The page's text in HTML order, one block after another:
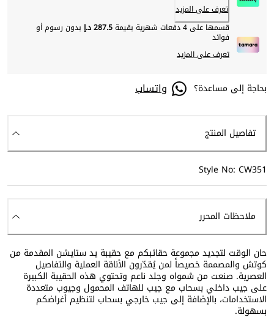
تعرف على المزيد
قسمها على 4 دفعات شهرية بقيمة
287.5 د.إ بدون رسوم أو
فوائد
تعرف على المزيد
بحاجة إلى مساعدة؟ واتساب
تفاصيل المنتج
Style No: CW351
ملاحظات المحرر
حان الوقت لتجديد مجموعة حقائبكم مع حقيبة يد ستايشن المقدمة من
كوتش والمصممة خصيصاً لمن يُقدّرون الأناقة العملية والتفاصيل
العصرية. صنعت من شمواه وجلد ناعم وتحتوي هذه الحقيبة الكبيرة
على جيب داخلي بسحاب مع جيب للهاتف المحمول وجيوب متعددة
الاستخدامات، بالإضافة إلى جيب خارجي بسحاب لتنظيم أغراضكم
بسهولة.